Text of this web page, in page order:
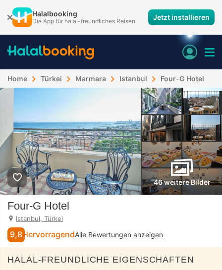
Halalbooking
Die App für halal-freundliches Reisen Jetzt installieren
Home Türkei Marmara Istanbul Four-G Hotel
46 weitere Bilder
Four-G Hotel
Istanbul, Türkei
9,8 HervorragendAlle Bewertungen anzeigen
HALAL-FREUNDLICHE EIGENSCHAFTEN